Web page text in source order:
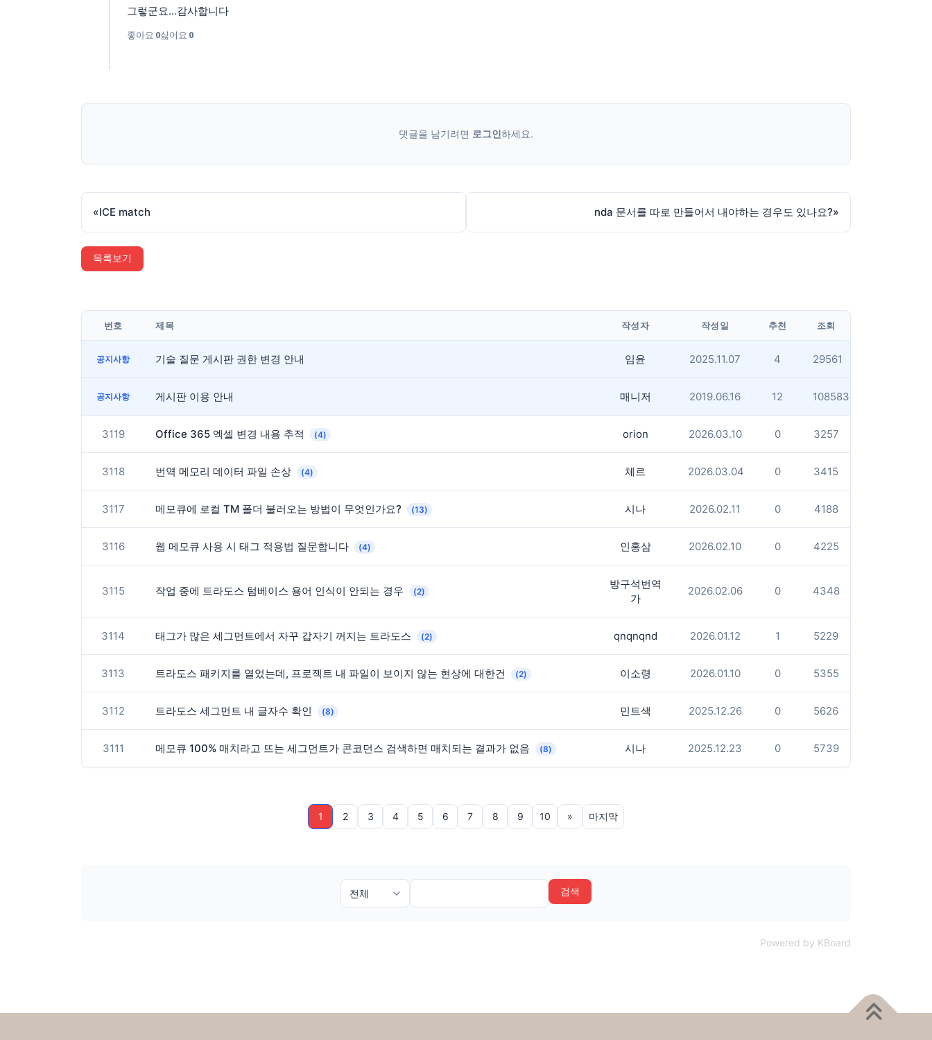
그렇군요...감사합니다
좋아요 0싫어요 0
댓글을 남기려면 로그인하세요.
«ICE match nda 문서를 따로 만들어서 내야하는 경우도 있나요?»
목록보기
번호 제목 작성자 작성일 추천 조회
공지사항 기술 질문 게시판 권한 변경 안내 임윤 2025.11.07 4 29561
공지사항 게시판 이용 안내 매니저 2019.06.16 12 108583
3119 Office 365 엑셀 변경 내용 추적 (4) orion 2026.03.10 0 3257
3118 번역 메모리 데이터 파일 손상 (4) 체르 2026.03.04 0 3415
3117 메모큐에 로컬 TM 폴더 불러오는 방법이 무엇인가요? (13) 시나 2026.02.11 0 4188
3116 웹 메모큐 사용 시 태그 적용법 질문합니다 (4) 인홍삼 2026.02.10 0 4225
3115 작업 중에 트라도스 텀베이스 용어 인식이 안되는 경우 (2)
방구석번역
가
2026.02.06 0 4348
3114 태그가 많은 세그먼트에서 자꾸 갑자기 꺼지는 트라도스 (2) qnqnqnd 2026.01.12 1 5229
3113 트라도스 패키지를 열었는데, 프로젝트 내 파일이 보이지 않는 현상에 대한건 (2) 이소령 2026.01.10 0 5355
3112 트라도스 세그먼트 내 글자수 확인 (8) 민트색 2025.12.26 0 5626
3111 메모큐 100% 매치라고 뜨는 세그먼트가 콘코던스 검색하면 매치되는 결과가 없음 (8) 시나 2025.12.23 0 5739
1 2 3 4 5 6 7 8 9 10 » 마지막
검색
Powered by KBoard